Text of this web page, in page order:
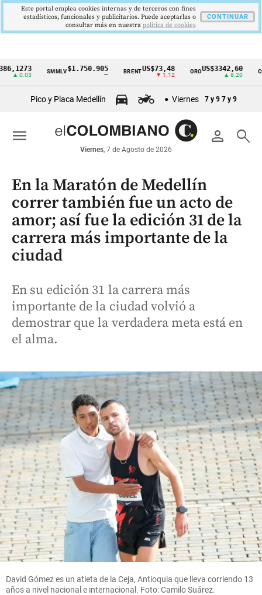
Cintillo
económicos
Colombia
SMMLV $1.750.905 BRENT US$73,48
▼ 1.12
ORO US$3342,60
▲ 8.20
COLCAP
Pico y Placa Medellín Viernes 7 y 9 7 y 9
person search
Viernes, 7 de Agosto de 2026
menu
En la Maratón de Medellín
correr también fue un acto de
amor; así fue la edición 31 de la
carrera más importante de la
ciudad
En su edición 31 la carrera más
importante de la ciudad volvió a
demostrar que la verdadera meta está en
el alma.
David Gómez es un atleta de la Ceja, Antioquia que lleva corriendo 13
años a nivel nacional e internacional. Foto: Camilo Suárez.
Este portal emplea cookies internas y de terceros con fines
estadísticos, funcionales y publicitarios. Puede aceptarlas o
consultar más en nuestra politica de cookies
CONTINUAR